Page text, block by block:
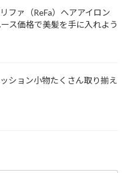
ファ（ReFa）ヘアアイロン
ス価格で美髪を手に入れよう
ション小物たくさん取り揃え